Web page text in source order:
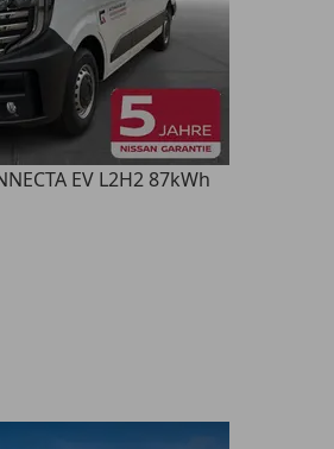
EV L2H2 87kWh